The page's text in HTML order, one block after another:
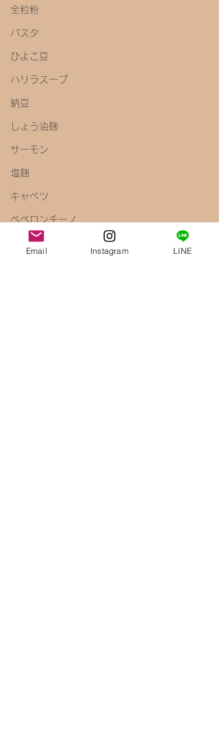
全粒粉
パスタ
ひよこ豆
ハリラスープ
納豆
しょう油麹
サーモン
塩麹
キャベツ
ペペロンチーノ
しょう油
Email Instagram LINE